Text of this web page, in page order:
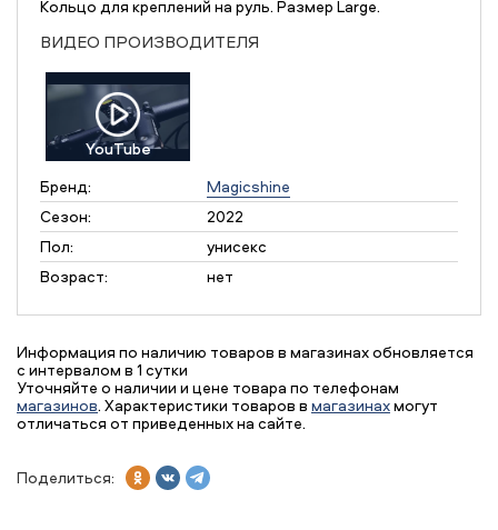
Кольцо для креплений на руль. Размер Large.
ВИДЕО ПРОИЗВОДИТЕЛЯ
YouTube
Бренд:
Magicshine
Сезон:
2022
Пол:
унисекс
Возраст:
нет
Информация по наличию товаров в магазинах обновляется
с интервалом в 1 сутки
Уточняйте о наличии и цене товара по телефонам
магазинов. Характеристики товаров в магазинахмогут
отличаться от приведенных на сайте.
Поделиться: